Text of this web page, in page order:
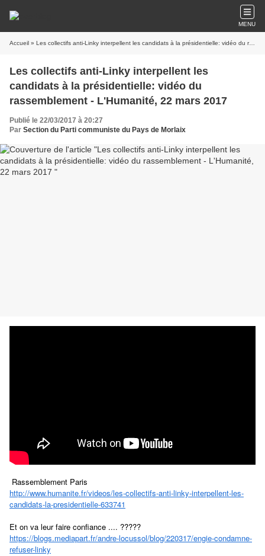
MENU
Accueil » Les collectifs anti-Linky interpellent les candidats à la présidentielle: vidéo du rassemblement - L'Humanité, 22 mars 2017
Les collectifs anti-Linky interpellent les
candidats à la présidentielle: vidéo du
rassemblement - L'Humanité, 22 mars 2017
Publié le 22/03/2017 à 20:27
Par Section du Parti communiste du Pays de Morlaix
Rassemblement Paris
http://www.humanite.fr/videos/les-collectifs-anti-linky-interpellent-les-
candidats-la-presidentielle-633741
Et on va leur faire confiance .... ?????
https://blogs.mediapart.fr/andre-locussol/blog/220317/engie-condamne-
refuser-linky